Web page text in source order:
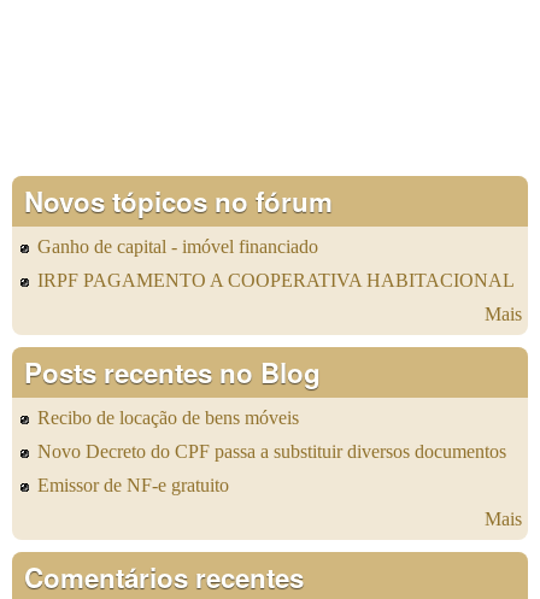
Novos tópicos no fórum
Ganho de capital - imóvel financiado
IRPF PAGAMENTO A COOPERATIVA HABITACIONAL
Mais
Posts recentes no Blog
Recibo de locação de bens móveis
Novo Decreto do CPF passa a substituir diversos documentos
Emissor de NF-e gratuito
Mais
Comentários recentes